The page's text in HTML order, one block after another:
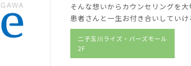
そんな想いからカウンセリングを
患者さんと一生お付き合いしてい
二子玉川ライズ・バーズモール
2F